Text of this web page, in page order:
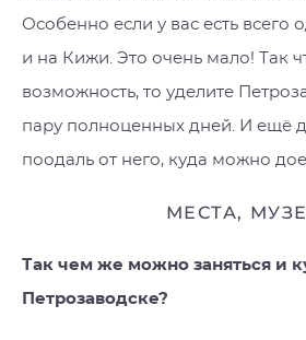
Особенно если у вас есть всего
и на Кижи. Это очень мало! Так
возможность, то уделите
пару полноценных дней. И ещё
поодаль от него, куда можно
МЕСТА,
Так чем же можно заняться и
Петрозаводске?